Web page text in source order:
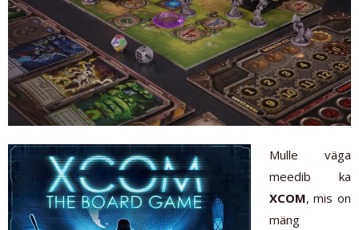
Mulle väga
meedib ka
XCOM, mis on
mäng